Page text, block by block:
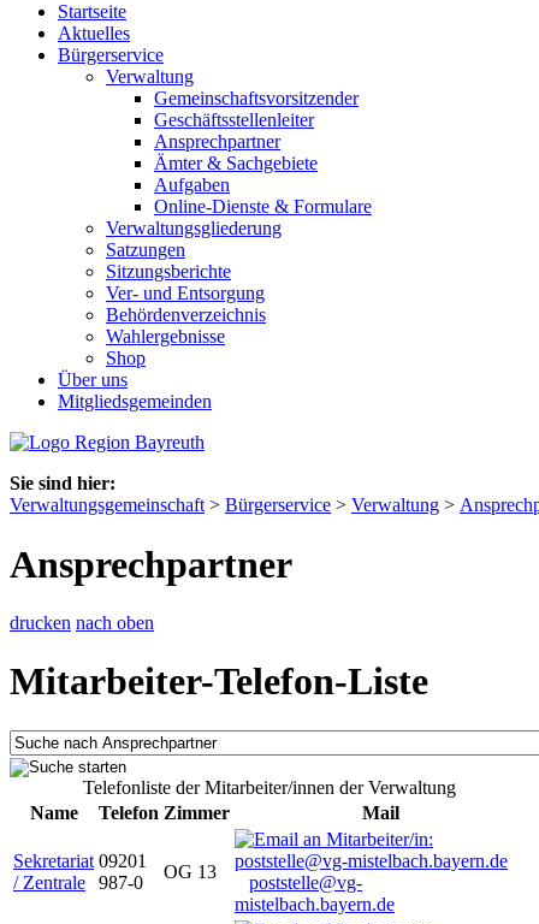
Startseite
Aktuelles
Bürgerservice
Verwaltung
Gemeinschaftsvorsitzender
Geschäftsstellenleiter
Ansprechpartner
Ämter & Sachgebiete
Aufgaben
Online-Dienste & Formulare
Verwaltungsgliederung
Satzungen
Sitzungsberichte
Ver- und Entsorgung
Behördenverzeichnis
Wahlergebnisse
Shop
Über uns
Mitgliedsgemeinden
Sie sind hier:
Verwaltungsgemeinschaft > Bürgerservice > Verwaltung >
Ansprechpartner
drucken nach oben
Mitarbeiter-Telefon-Liste
Telefonliste der Mitarbeiter/innen der Verwaltung
Name
Telefon Zimmer Mail
Sekretariat
/ Zentrale
09201
987-0
OG 13
poststelle@vg-
mistelbach.bayern.de